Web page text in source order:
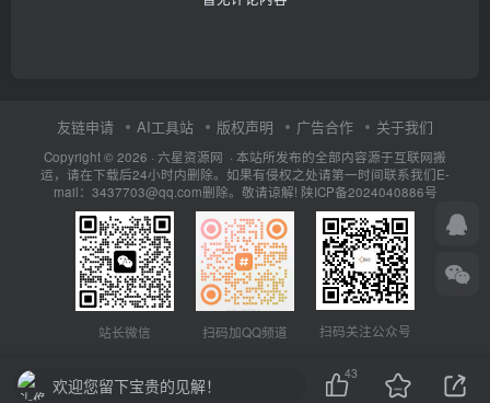
友链申请 AI工具站 版权声明 广告合作 关于我们
Copyright © 2026 · 六星资源网 · 本站所发布的全部内容源于互联网搬
运，请在下载后24小时内删除。如果有侵权之处请第一时间联系我们E-
mail：3437703@qq.com删除。敬请谅解! 陕ICP备2024040886号
站长微信 扫码加QQ频道 扫码关注公众号
欢迎您留下宝贵的见解！
43